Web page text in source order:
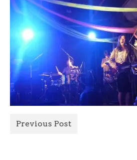
2017
2016
All Photo
Official Site
Previous Post